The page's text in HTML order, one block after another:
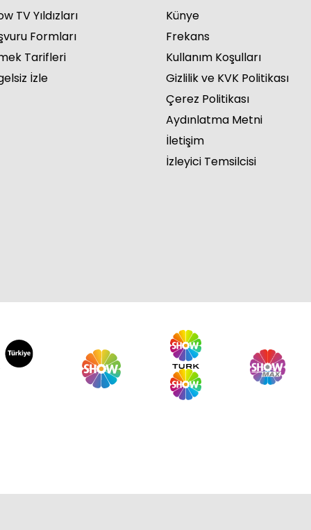
Gürman İle Günün Yemeği
TV Yıldızları
Formları
Tarifleri
İzle
Künye
Frekans
Kullanım Koşulları
Gizlilik ve KVK Politikası
Çerez Politikası
Aydınlatma Metni
İletişim
İzleyici Temsilcisi